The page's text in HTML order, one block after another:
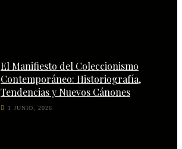
El Manifiesto del Coleccionismo
Contemporáneo: Historiografía,
Tendencias y Nuevos Cánones
1 JUNIO, 2026